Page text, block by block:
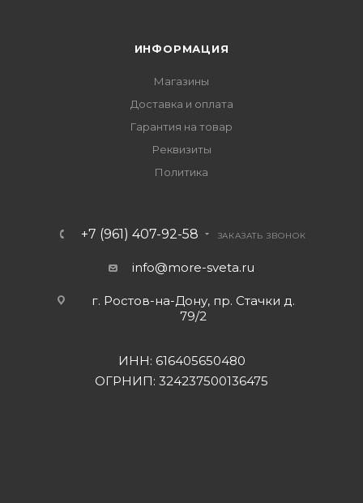
ИНФОРМАЦИЯ
Магазины
Доставка и оплата
Гарантия на товар
Реквизиты
Политика
+7 (961) 407-92-58 ЗАКАЗАТЬ ЗВОНОК
info@more-sveta.ru
г. Ростов-на-Дону, пр. Стачки д.
79/2
ИНН: 616405650480
ОГРНИП: 324237500136475